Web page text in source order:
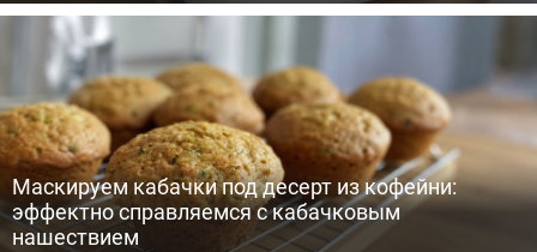
Маскируем кабачки под десерт из кофейни:
эффектно справляемся с кабачковым
нашествием